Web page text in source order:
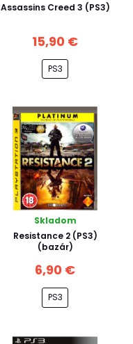
Assassins Creed 3 (PS3)
15,90 €
PS3
Skladom
Resistance 2 (PS3)
(bazár)
6,90 €
PS3